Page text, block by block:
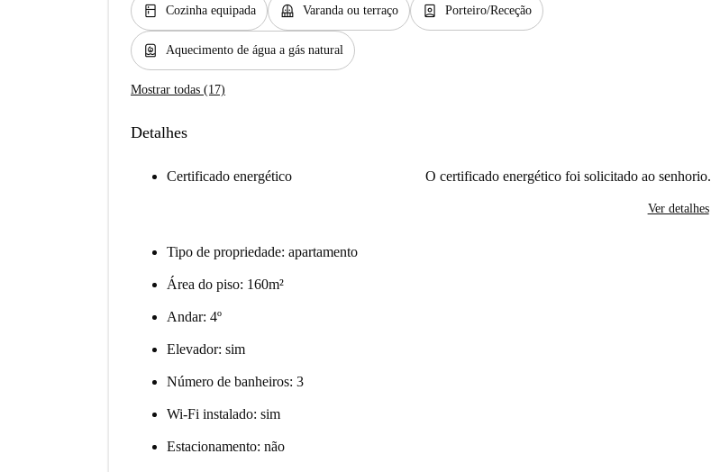
kitchen Cozinha equipada balcony Varanda ou terraço person_book Porteiro/Receção
water_heater Aquecimento de água a gás natural
Mostrar todas (17)
Detalhes
Certificado energético O certificado energético foi solicitado ao senhorio.
Ver detalhes
Tipo de propriedade: apartamento
Área do piso: 160m²
Andar: 4º
Elevador: sim
Número de banheiros: 3
Wi-Fi instalado: sim
Estacionamento: não